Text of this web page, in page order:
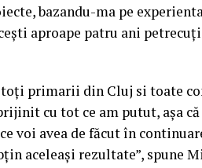
bazandu-ma pe
aproape patru ani
toți primarii din Cluj si toate
cu tot ce am putut, așa
voi avea de făcut în
aceleași rezultate”, spune